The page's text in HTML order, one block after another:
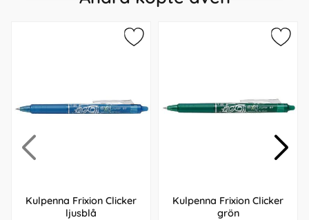
Kulpenna Frixion Clicker
ljusblå
Kulpenna Frixion Clicker
grön